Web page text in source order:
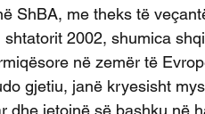
ShBA, me theks të
shtatorit 2002, shumica
në zemër të
gjetiu, janë kryesisht
dhe jetojnë së bashku në